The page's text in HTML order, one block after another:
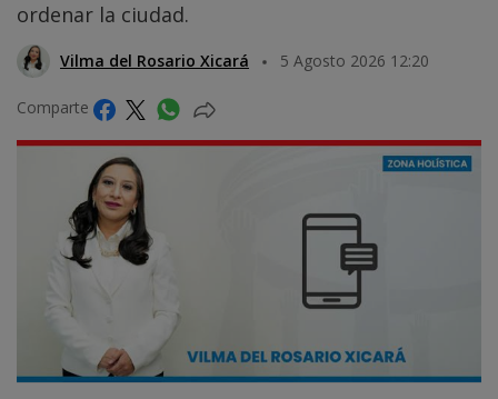
ordenar la ciudad.
Vilma del Rosario Xicará 5 Agosto 2026 12:20
Comparte